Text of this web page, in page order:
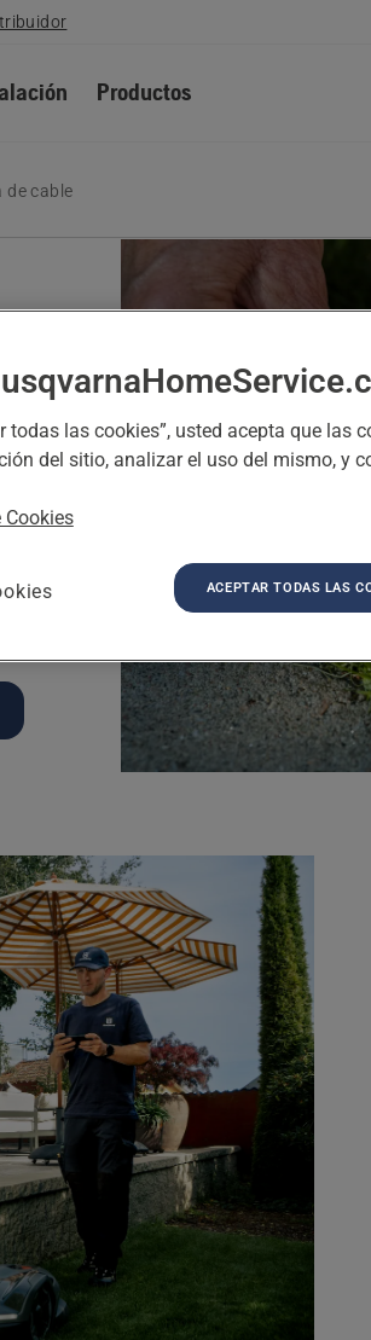
Productos
de cable
todas las cookies”, usted acepta que las
del sitio, analizar el uso del mismo, y
Cookies
ACEPTAR TODAS LAS